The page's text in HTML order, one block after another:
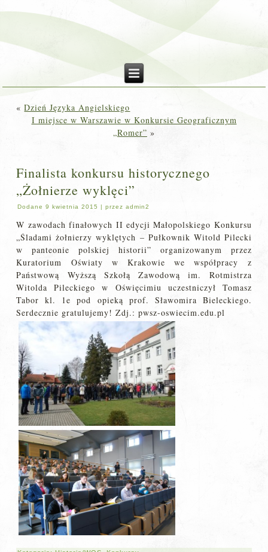
«Dzień Języka Angielskiego
I miejsce w Warszawie w Konkursie Geograficznym
„Romer” »
Finalista konkursu historycznego
„Żołnierze wyklęci”
Dodane 9 kwietnia 2015 |przez admin2
W zawodach finałowych II edycji Małopolskiego Konkursu
„Śladami żołnierzy wyklętych – Pułkownik Witold Pilecki
w panteonie polskiej historii” organizowanym przez
Kuratorium Oświaty w Krakowie we współpracy z
Państwową Wyższą Szkołą Zawodową im. Rotmistrza
Witolda Pileckiego w Oświęcimiu uczestniczył Tomasz
Tabor kl. 1e pod opieką prof. Sławomira Bieleckiego.
Serdecznie gratulujemy! Zdj.: pwsz-oswiecim.edu.pl